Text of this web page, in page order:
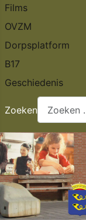
Films
OVZM
Dorpsplatform
B17
Geschiedenis
Zoeken